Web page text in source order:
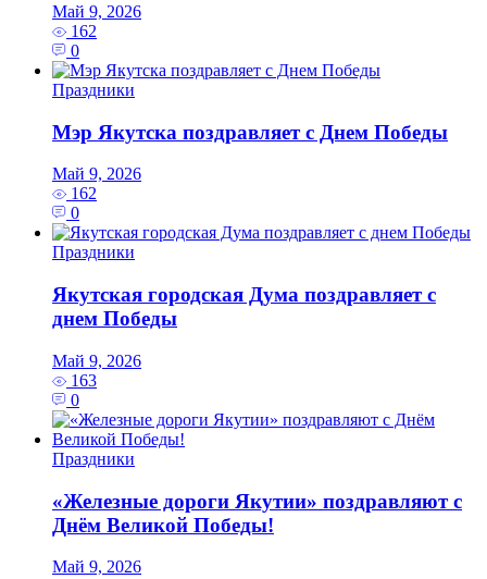
Май 9, 2026
162
0
Праздники
Мэр Якутска поздравляет с Днем Победы
Май 9, 2026
162
0
Праздники
Якутская городская Дума поздравляет с
днем Победы
Май 9, 2026
163
0
Праздники
«Железные дороги Якутии» поздравляют с
Днём Великой Победы!
Май 9, 2026